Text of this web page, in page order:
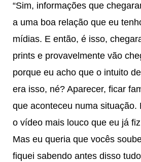
“Sim, informações que
a uma boa relação que eu
mídias. E então, é isso,
prints e provavelmente vão
porque eu acho que o intuito
era isso, né? Aparecer, ficar
que aconteceu numa situação.
o vídeo mais louco que eu já
Mas eu queria que vocês
fiquei sabendo antes disso